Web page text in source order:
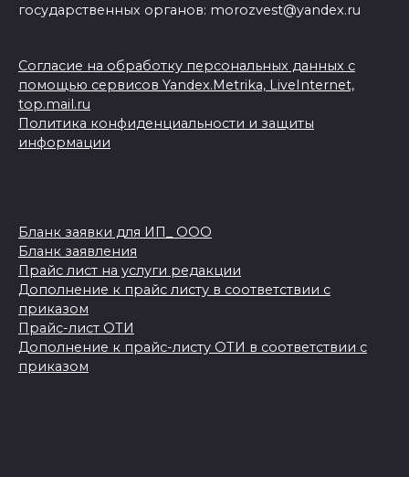
государственных органов: morozvest@yandex.ru
Согласие на обработку персональных данных с
помощью сервисов Yandex.Metrika, LiveInternet,
top.mail.ru
Политика конфиденциальности и защиты
информации
Бланк заявки для ИП_ ООО
Бланк заявления
Прайс лист на услуги редакции
Дополнение к прайс листу в соответствии с
приказом
Прайс-лист ОТИ
Дополнение к прайс-листу ОТИ в соответствии с
приказом